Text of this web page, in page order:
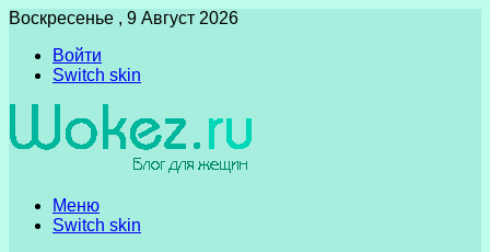
Воскресенье , 9 Август 2026
Войти
Switch skin
Меню
Switch skin